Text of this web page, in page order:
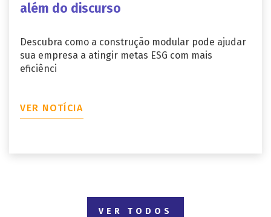
além do discurso
Descubra como a construção modular pode ajudar
sua empresa a atingir metas ESG com mais
eficiênci
VER NOTÍCIA
VER TODOS